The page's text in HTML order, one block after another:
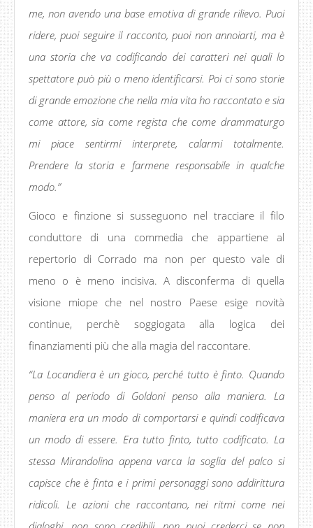
me, non avendo una base emotiva di grande rilievo. Puoi
ridere, puoi seguire il racconto, puoi non annoiarti, ma è
una storia che va codificando dei caratteri nei quali lo
spettatore può più o meno identificarsi. Poi ci sono storie
di grande emozione che nella mia vita ho raccontato e sia
come attore, sia come regista che come drammaturgo
mi piace sentirmi interprete, calarmi totalmente.
Prendere la storia e farmene responsabile in qualche
modo.”
Gioco e finzione si susseguono nel tracciare il filo
conduttore di una commedia che appartiene al
repertorio di Corrado ma non per questo vale di
meno o è meno incisiva. A disconferma di quella
visione miope che nel nostro Paese esige novità
continue, perchè soggiogata alla logica dei
finanziamenti più che alla magia del raccontare.
“La Locandiera è un gioco, perché tutto è finto. Quando
penso al periodo di Goldoni penso alla maniera. La
maniera era un modo di comportarsi e quindi codificava
un modo di essere. Era tutto finto, tutto codificato. La
stessa Mirandolina appena varca la soglia del palco si
capisce che è finta e i primi personaggi sono addirittura
ridicoli. Le azioni che raccontano, nei ritmi come nei